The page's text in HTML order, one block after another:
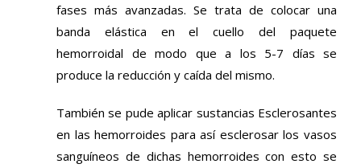
fases más avanzadas. Se trata de colocar una
banda elástica en el cuello del paquete
hemorroidal de modo que a los 5-7 días se
produce la reducción y caída del mismo.
También se pude aplicar sustancias Esclerosantes
en las hemorroides para así esclerosar los vasos
sanguíneos de dichas hemorroides con esto se